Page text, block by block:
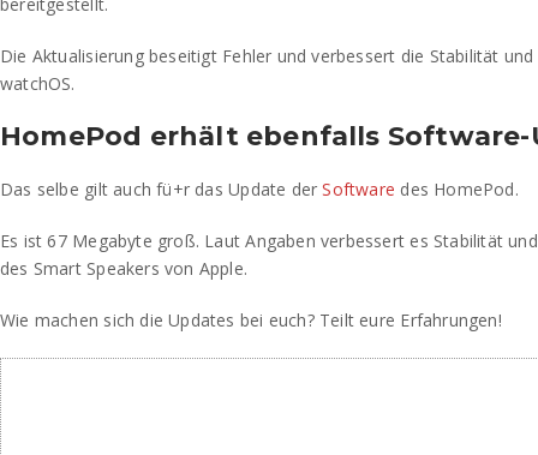
Die Aktualisierung beseitigt Fehler und verbessert die Stabilität
watchOS.
HomePod erhält ebenfalls
Das selbe gilt auch fü+r das Update derSoftware des HomePod.
Es ist 67 Megabyte groß. Laut Angaben verbessert es Stabilität
des Smart Speakers von Apple.
Wie machen sich die Updates bei euch? Teilt eure Erfahrungen!